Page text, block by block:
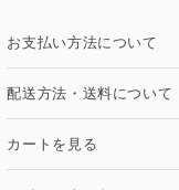
お支払い方法について
配送方法・送料について
カートを見る